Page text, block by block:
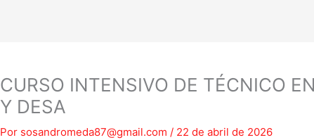
CURSO INTENSIVO DE TÉCNICO
Y DESA
Por sosandromeda87@gmail.com / 22 de abril de 2026